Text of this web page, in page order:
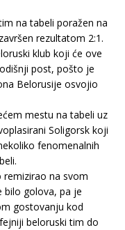
na tabeli poražen na
rezultatom 2:1.
klub koji će ove
post, pošto je
Belorusije osvojio
mestu na tabeli uz
Soligorsk koji
fenomenalnih
na svom
bilo golova, pa je
gostovanju kod
beloruski tim do